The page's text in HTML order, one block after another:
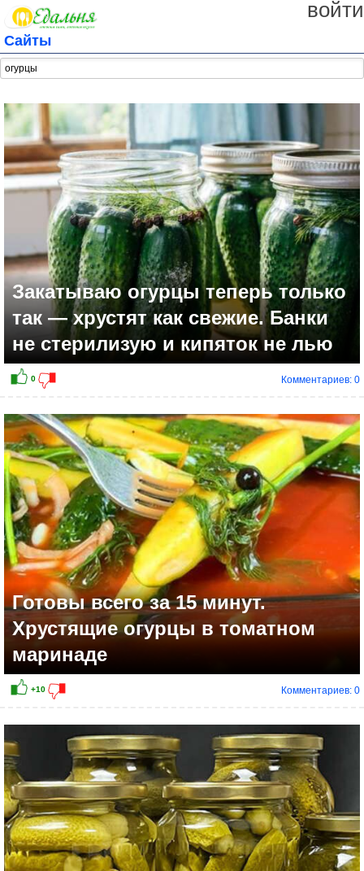
войти
Сайты
Закатываю огурцы теперь только
так — хрустят как свежие. Банки
не стерилизую и кипяток не лью
0
Комментариев: 0
Готовы всего за 15 минут.
Хрустящие огурцы в томатном
маринаде
Комментариев: 0